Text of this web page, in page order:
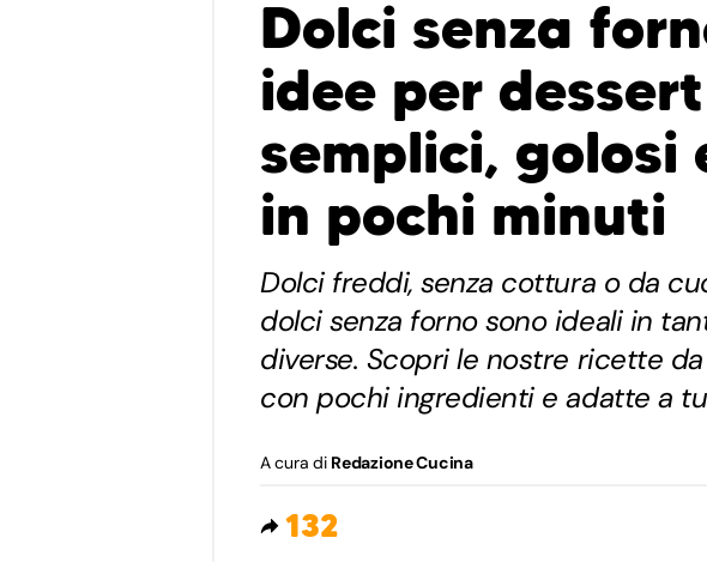
Dolci senza
idee per dessert
semplici, golosi
in pochi minuti
Dolci freddi, senza cottura o da
dolci senza forno sono ideali in
diverse. Scopri le nostre ricette
con pochi ingredienti e adatte a
A cura di Redazione Cucina
132